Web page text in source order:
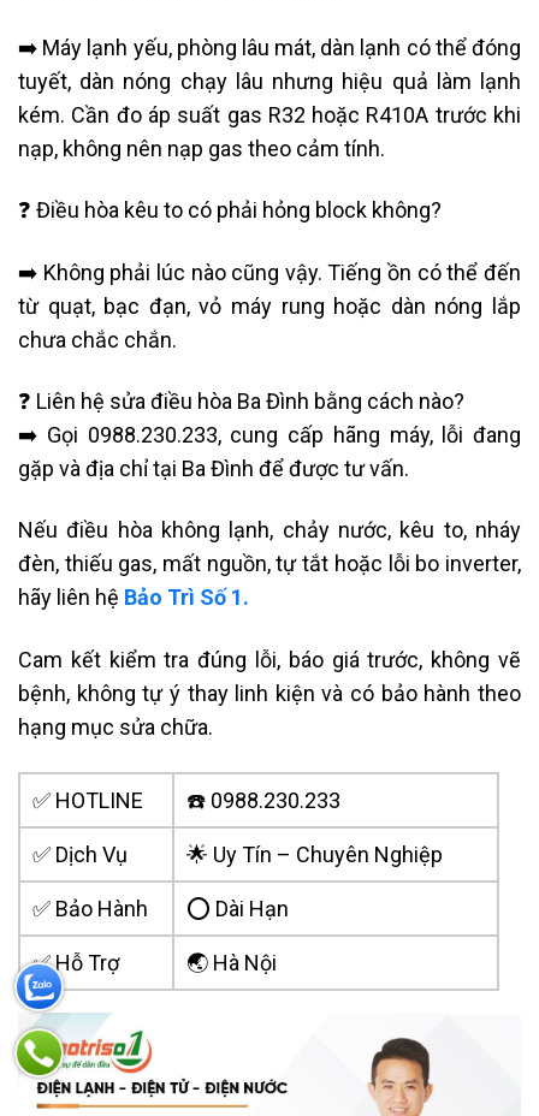
➡️ Máy lạnh yếu, phòng lâu mát, dàn lạnh có thể đóng
tuyết, dàn nóng chạy lâu nhưng hiệu quả làm lạnh
kém. Cần đo áp suất gas R32 hoặc R410A trước khi
nạp, không nên nạp gas theo cảm tính.
❓ Điều hòa kêu to có phải hỏng block không?
➡️ Không phải lúc nào cũng vậy. Tiếng ồn có thể đến
từ quạt, bạc đạn, vỏ máy rung hoặc dàn nóng lắp
chưa chắc chắn.
❓ Liên hệ sửa điều hòa Ba Đình bằng cách nào?
➡️ Gọi 0988.230.233, cung cấp hãng máy, lỗi đang
gặp và địa chỉ tại Ba Đình để được tư vấn.
Nếu điều hòa không lạnh, chảy nước, kêu to, nháy
đèn, thiếu gas, mất nguồn, tự tắt hoặc lỗi bo inverter,
hãy liên hệ Bảo Trì Số 1.
Cam kết kiểm tra đúng lỗi, báo giá trước, không vẽ
bệnh, không tự ý thay linh kiện và có bảo hành theo
hạng mục sửa chữa.
✅ HOTLINE ☎️ 0988.230.233
✅ Dịch Vụ 🌟 Uy Tín – Chuyên Nghiệp
✅ Bảo Hành ⭕ Dài Hạn
✅ Hỗ Trợ 🌏 Hà Nội